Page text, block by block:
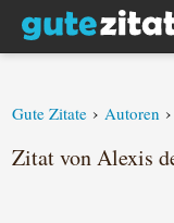
Gute Zitate › Autoren ›
Zitat von Alexis